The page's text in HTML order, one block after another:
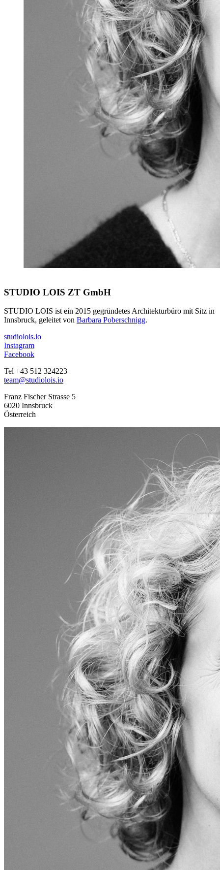
STUDIO LOIS ZT GmbH
STUDIO LOIS ist ein 2015 gegründetes Architekturbüro mit Sitz in
Innsbruck, geleitet von Barbara Poberschnigg.
studiolois.io
Instagram
Facebook
Tel +43 512 324223
team@studiolois.io
Franz Fischer Strasse 5
6020 Innsbruck
Österreich